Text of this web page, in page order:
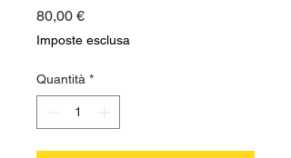
80,00 €Prezzo
Imposte esclusa
Quantità *